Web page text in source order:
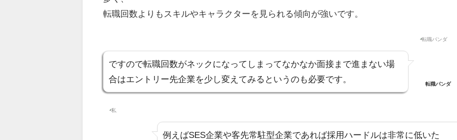
転職回数よりもスキルやキャラクターを見られる傾向が強いです。
ですので転職回数がネックになってしまってなかなか面接まで進まない場
合はエントリー先企業を少し変えてみるというのも必要です。
転職パンダ
例えばSES企業や客先常駐型企業であれば採用ハードルは非常に低いた